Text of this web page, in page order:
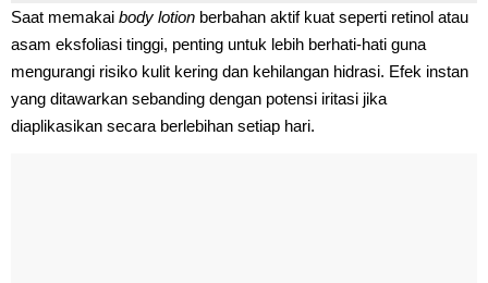
Saat memakai body lotion berbahan aktif kuat seperti retinol atau
asam eksfoliasi tinggi, penting untuk lebih berhati-hati guna
mengurangi risiko kulit kering dan kehilangan hidrasi. Efek instan
yang ditawarkan sebanding dengan potensi iritasi jika
diaplikasikan secara berlebihan setiap hari.